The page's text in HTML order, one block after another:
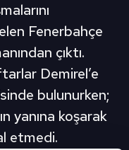
Fenerbahçe
çıktı.
Demirel’e
bulunurken;
yanına koşarak
etmedi.